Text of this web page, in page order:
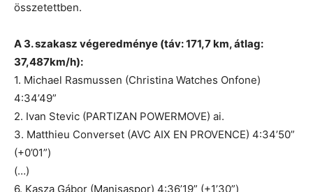
összetettben.
A 3. szakasz végeredménye (táv: 171,7 km, átlag:
37,487km/h):
1. Michael Rasmussen (Christina Watches Onfone)
4:34’49”
2. Ivan Stevic (PARTIZAN POWERMOVE) ai.
3. Matthieu Converset (AVC AIX EN PROVENCE) 4:34’50”
(+0’01”)
(…)
6. Kasza Gábor (Manisaspor) 4:36’19” (+1’30”)